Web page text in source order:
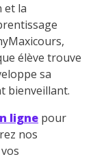
et la
élève trouve
sa
bienveillant.
ligne pour
nos